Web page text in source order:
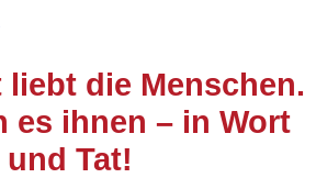
liebt die Menschen.
es ihnen – in Wort
und Tat!